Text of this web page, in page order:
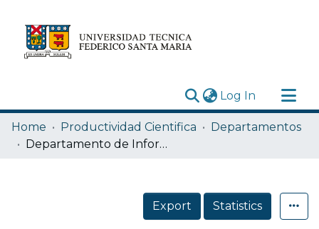
Log In (current)
Research Outputs
Statistics
Home Productividad Cientifica
Departamentos
Departamento de Informática
Export Statistics